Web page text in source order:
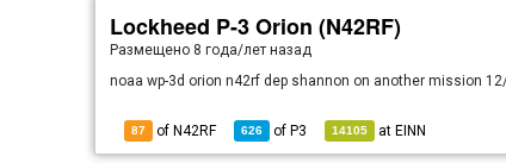
Lockheed P-3 Orion (N42RF)
Размещено 8 года/лет назад
noaa wp-3d orion n42rf dep shannon on another mission
87 of N42RF 626 of P3 14105 at EINN